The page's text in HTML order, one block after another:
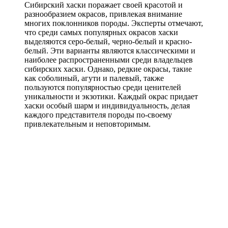
Сибирский хаски поражает своей красотой и
разнообразием окрасов, привлекая внимание
многих поклонников породы. Эксперты отмечают,
что среди самых популярных окрасов хаски
выделяются серо-белый, черно-белый и красно-
белый. Эти варианты являются классическими и
наиболее распространенными среди владельцев
сибирских хаски. Однако, редкие окрасы, такие
как соболиный, агути и палевый, также
пользуются популярностью среди ценителей
уникальности и экзотики. Каждый окрас придает
хаски особый шарм и индивидуальность, делая
каждого представителя породы по-своему
привлекательным и неповторимым.